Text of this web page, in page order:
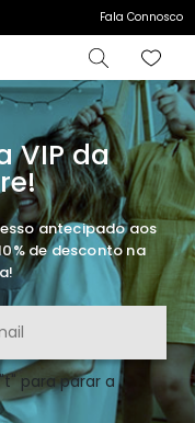
Fala Connosco
VIP da
antecipado aos
de desconto na
para parar a